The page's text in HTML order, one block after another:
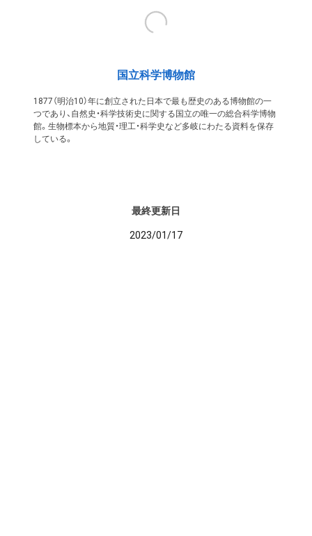
国立科学博物館
1877（明治10）年に創立された日本で最も歴史のある博物館の一
つであり、自然史・科学技術史に関する国立の唯一の総合科学博物
館。生物標本から地質・理工・科学史など多岐にわたる資料を保存
している。
最終更新日
2023/01/17